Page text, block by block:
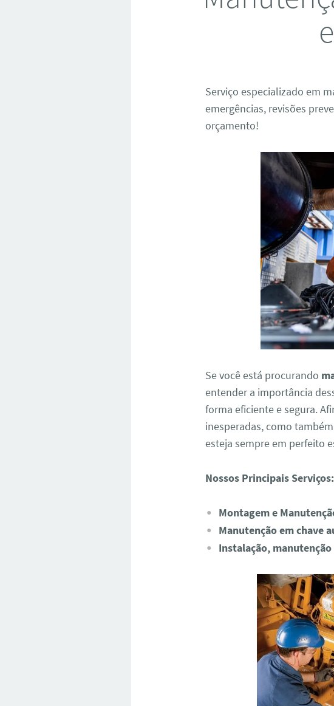
Serviço especializado em
emergências, revisões
orçamento!
Se você está procurando
entender a importância
forma eficiente e segura.
inesperadas, como
esteja sempre em perfeito
Nossos Principais Serviços:
Montagem e
Manutenção em chave
Instalação,